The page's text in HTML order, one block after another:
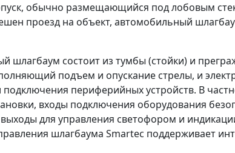
обычно размещающийся под лобовым
проезд на объект, автомобильный
шлагбаум состоит из тумбы (стойки) и
подъем и опускание стрелы, и
периферийных устройств. В
входы подключения оборудования
для управления светофором и
шлагбаума Smartec поддерживает